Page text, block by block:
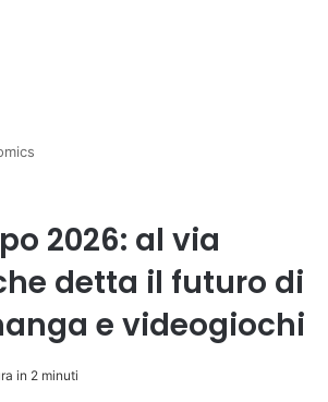
2026: al via
detta il futuro di
e videogiochi
in 2 minuti